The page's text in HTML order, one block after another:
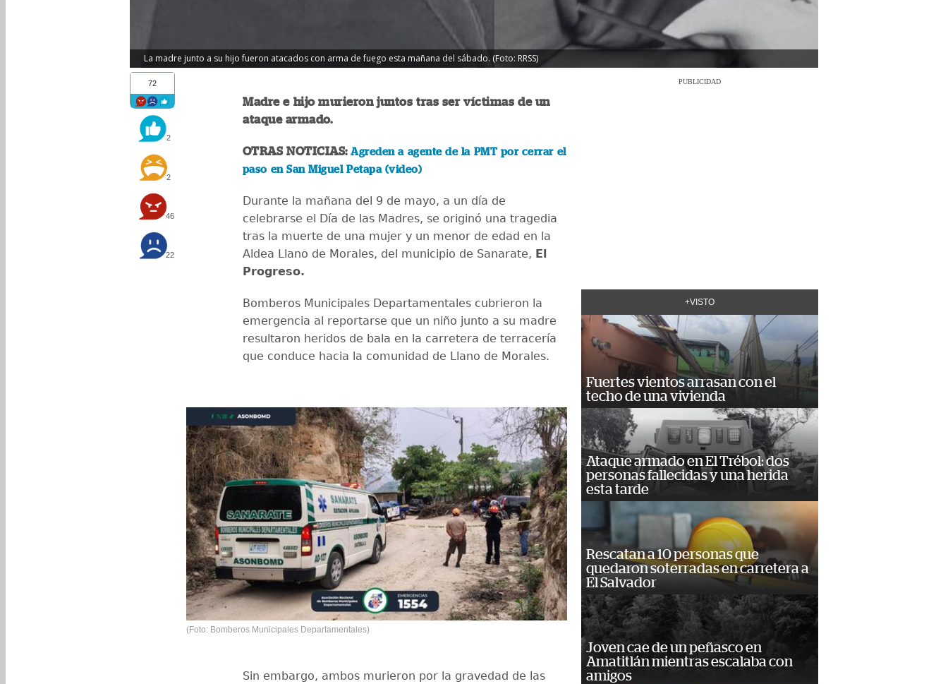
La madre junto a su hijo fueron atacados con arma de fuego esta mañana del sábado. (Foto: RRSS)
72
2
2
46
22
Madre e hijo murieron juntos tras ser víctimas de un
ataque armado.
OTRAS NOTICIAS:Agreden a agente de la PMT por cerrar el
paso en San Miguel Petapa (video)
Durante la mañana del 9 de mayo, a un día de
celebrarse el Día de las Madres, se originó una tragedia
tras la muerte de una mujer y un menor de edad en la
Aldea Llano de Morales, del municipio de Sanarate, El
Progreso.
Bomberos Municipales Departamentales cubrieron la
emergencia al reportarse que un niño junto a su madre
resultaron heridos de bala en la carretera de terracería
que conduce hacia la comunidad de Llano de Morales.
(Foto: Bomberos Municipales Departamentales)
Sin embargo, ambos murieron por la gravedad de las
PUBLICIDAD
+VISTO
Fuertes vientos arrasan con el
techo de una vivienda
Ataque armado en El Trébol: dos
personas fallecidas y una herida
esta tarde
Rescatan a 10 personas que
quedaron soterradas en carretera a
El Salvador
Joven cae de un peñasco en
Amatitlán mientras escalaba con
amigos